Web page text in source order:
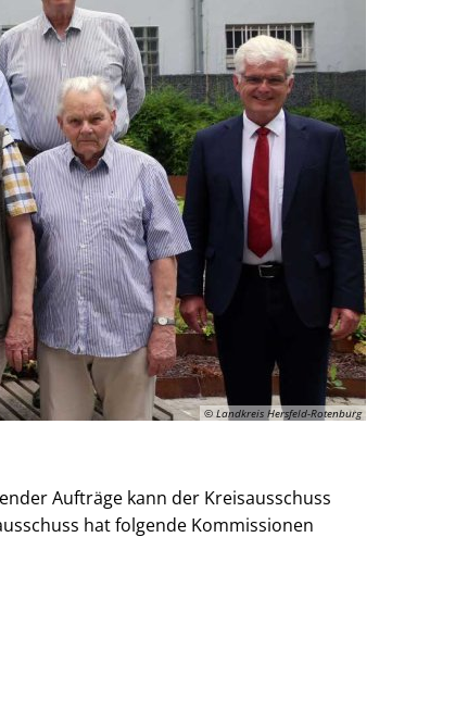
© Landkreis Hersfeld-Rotenburg
Aufträge kann der Kreisausschuss
hat folgende Kommissionen